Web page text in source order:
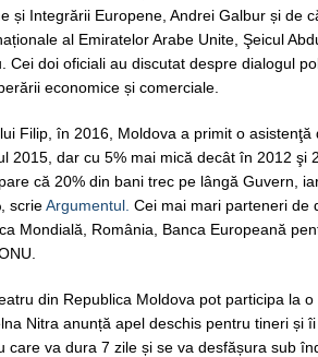
și Integrării Europene, Andrei Galbur și de
al Emiratelor Arabe Unite, Şeicul
Cei doi oficiali au discutat despre dialogul
economice și comerciale.
Filip, în 2016, Moldova a primit o
2015, dar cu 5% mai mică decât în 2012 şi
că 20% din bani trec pe lângă Guvern,
scrieArgumentul. Cei mai mari parteneri de
Mondială, România, Banca Europeană
din Republica Moldova pot participa la o
Nitra anunță apel deschis pentru tineri și
care va dura 7 zile și se va desfășura sub